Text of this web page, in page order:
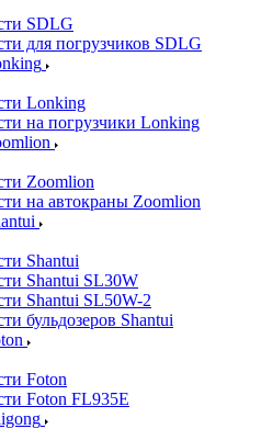
SDLG
для погрузчиков SDLG
Lonking
на погрузчики Lonking
Zoomlion
на автокраны Zoomlion
Shantui
Shantui SL30W
Shantui SL50W-2
бульдозеров Shantui
Foton
Foton FL935E